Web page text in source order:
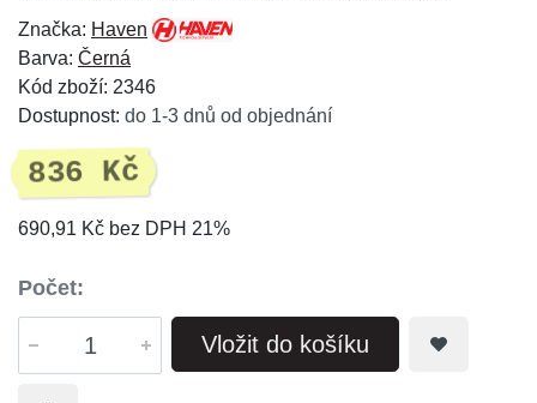
Značka: Haven
Barva: Černá
Kód zboží: 2346
Dostupnost: do 1-3 dnů od objednání
836 Kč
690,91 Kč bez DPH 21%
Počet:
Vložit do košíku